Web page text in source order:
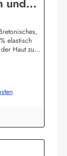
elastisch
Haut zu